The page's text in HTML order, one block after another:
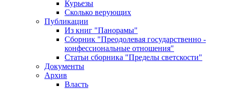
Курьезы
Сколько верующих
Публикации
Из книг "Панорамы"
Сборник "Преодолевая государственно -
конфессиональные отношения"
Статьи сборника "Пределы светскости"
Документы
Архив
Власть